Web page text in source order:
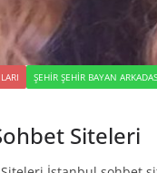
ŞEHIR ŞEHIR BAYAN ARKADAS
Siteleri